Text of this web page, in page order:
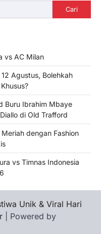
Cari
vs AC Milan
Agustus, Bolehkah
Buru Ibrahim Mbaye
di Old Trafford
dengan Fashion
vs Timnas Indonesia
Unik & Viral Hari
| Powered by